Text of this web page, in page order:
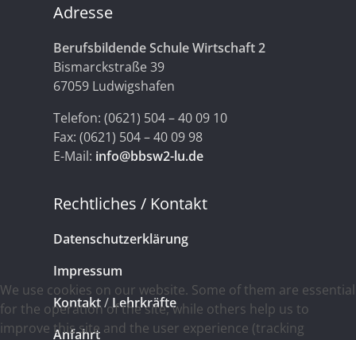
Adresse
Berufsbildende Schule Wirtschaft 2
Bismarckstraße 39
67059 Ludwigshafen
Telefon: (0621) 504 – 40 09 10
Fax: (0621) 504 – 40 09 98
E-Mail: info@bbsw2-lu.de
Rechtliches / Kontakt
Datenschutzerklärung
Impressum
Kontakt/Lehrkräfte
Anfahrt
We use cookies on our website. Some of them are essential
for the operation of the site, while others help us to
improve this site and the user experience (tracking